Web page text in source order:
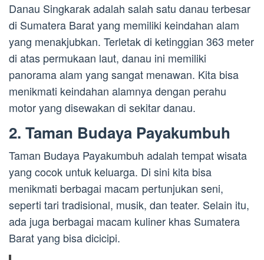
Danau Singkarak adalah salah satu danau terbesar
di Sumatera Barat yang memiliki keindahan alam
yang menakjubkan. Terletak di ketinggian 363 meter
di atas permukaan laut, danau ini memiliki
panorama alam yang sangat menawan. Kita bisa
menikmati keindahan alamnya dengan perahu
motor yang disewakan di sekitar danau.
2. Taman Budaya Payakumbuh
Taman Budaya Payakumbuh adalah tempat wisata
yang cocok untuk keluarga. Di sini kita bisa
menikmati berbagai macam pertunjukan seni,
seperti tari tradisional, musik, dan teater. Selain itu,
ada juga berbagai macam kuliner khas Sumatera
Barat yang bisa dicicipi.